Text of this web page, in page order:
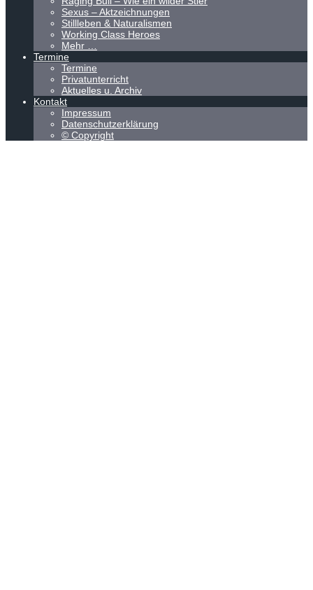
Sexus – Aktzeichnungen
Stillleben & Naturalismen
Working Class Heroes
Mehr …
Termine
Termine
Privatunterricht
Aktuelles u. Archiv
Kontakt
Impressum
Datenschutzerklärung
© Copyright